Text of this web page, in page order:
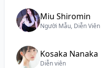
Miu Shiromin
Người Mẫu, Diễn Viên
Kosaka Nanaka
Diễn viên